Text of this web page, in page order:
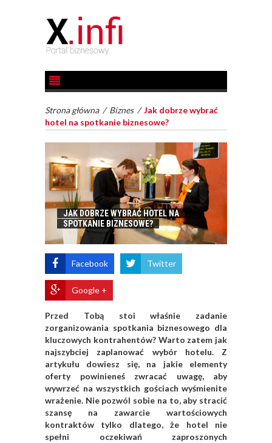
Strona główna / Biznes /Jak dobrze wybrać
hotel na spotkanie biznesowe?
JAK DOBRZE WYBRAĆ HOTEL NA
SPOTKANIE BIZNESOWE?
Facebook Twitter
Google +
Przed Tobą stoi właśnie zadanie
zorganizowania spotkania biznesowego dla
kluczowych kontrahentów? Warto zatem jak
najszybciej zaplanować wybór hotelu. Z
artykułu dowiesz się, na jakie elementy
oferty powinieneś zwracać uwagę, aby
wywrzeć na wszystkich gościach wyśmienite
wrażenie. Nie pozwól sobie na to, aby stracić
szansę na zawarcie wartościowych
kontraktów tylko dlatego, że hotel nie
spełni oczekiwań zaproszonych